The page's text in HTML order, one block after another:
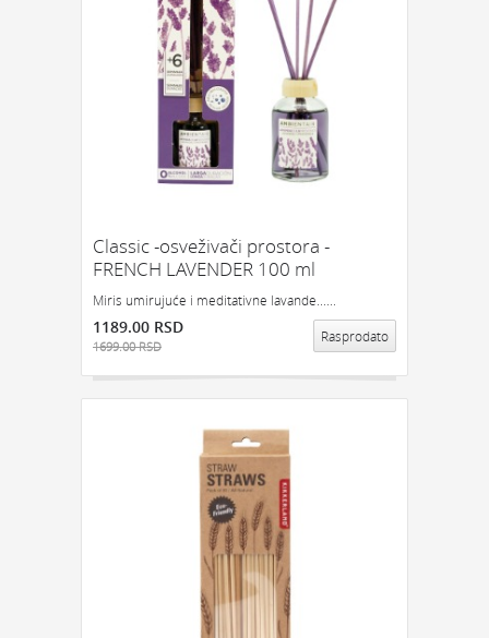
Classic -osveživači prostora -
FRENCH LAVENDER 100 ml
Miris umirujuće i meditativne lavande......
1189.00 RSD
1699.00 RSD
Rasprodato